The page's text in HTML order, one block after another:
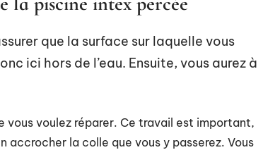
que la surface sur laquelle vous
ici hors de l’eau. Ensuite, vous aurez à
vous voulez réparer. Ce travail est important,
accrocher la colle que vous y passerez. Vous